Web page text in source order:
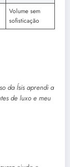
Volume sem
sofisticação
da Ísis aprendi a
de luxo e meu